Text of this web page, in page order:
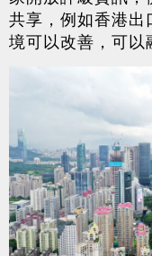
共享，例如香港出
境可以改善，可以